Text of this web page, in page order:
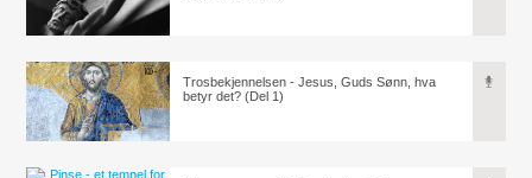
Trosbekjennelsen - Jesus, Guds Sønn, hva
betyr det? (Del 1)